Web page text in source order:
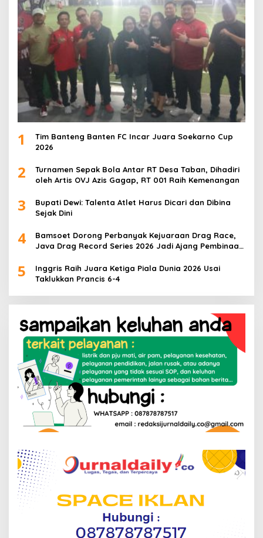
1
Tim Banteng Banten FC Incar Juara Soekarno Cup
2026
2
Turnamen Sepak Bola Antar RT Desa Taban, Dihadiri
oleh Artis OVJ Azis Gagap, RT 001 Raih Kemenangan
3
Bupati Dewi: Talenta Atlet Harus Dicari dan Dibina
Sejak Dini
4
Bamsoet Dorong Perbanyak Kejuaraan Drag Race,
Java Drag Record Series 2026 Jadi Ajang Pembinaan
5
Inggris Raih Juara Ketiga Piala Dunia 2026 Usai
Taklukkan Prancis 6-4